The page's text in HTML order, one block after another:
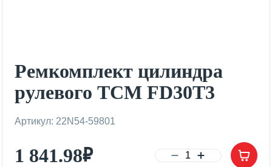
Ремкомплект цилиндра
рулевого TCM FD30T3
Артикул: 22N54-59801
1 841.98₽